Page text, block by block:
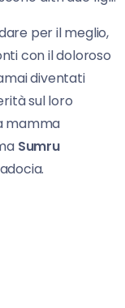
per il meglio,
con il doloroso
diventati
sul loro
mamma
Sumru